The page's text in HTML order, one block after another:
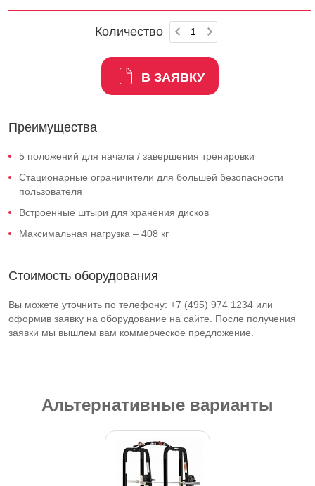
Количество
В ЗАЯВКУ
Преимущества
5 положений для начала / завершения тренировки
Стационарные ограничители для большей безопасности
пользователя
Встроенные штыри для хранения дисков
Максимальная нагрузка – 408 кг
Стоимость оборудования
Вы можете уточнить по телефону: +7 (495) 974 1234 или
оформив заявку на оборудование на сайте. После получения
заявки мы вышлем вам коммерческое предложение.
Альтернативные варианты